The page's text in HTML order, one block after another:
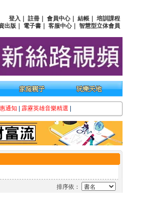
登入 註冊 會員中心｜ 結帳
培訓課程
出版 電子書 客服中心｜ 智慧型立体會員
通知 霹靂英雄音樂精選
排序依：